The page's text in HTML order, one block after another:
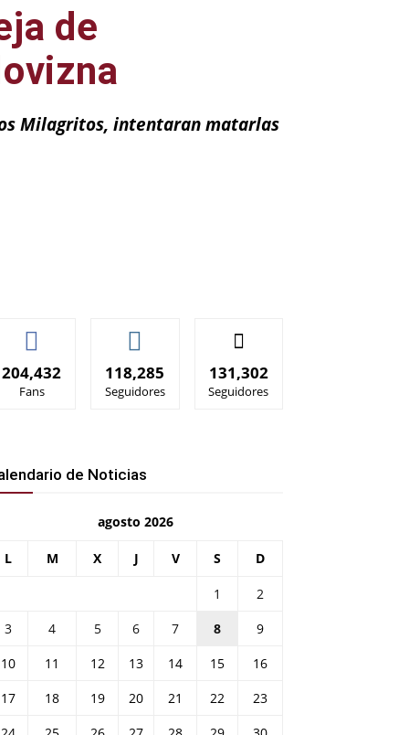
de
Milagritos, intentaran matarlas
204,432
Fans
118,285
Seguidores
131,302
Seguidores
de Noticias
agosto 2026
L M X J V S D
1
2
3
4 5 6 7 8
9
10
11 12 13 14 15
16
17
18 19 20 21 22
23